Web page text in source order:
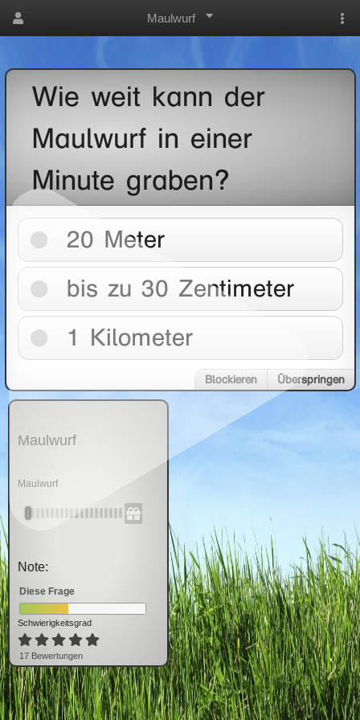
Maulwurf
Wie weit kann der
Maulwurf in einer
Minute graben?
20 Meter
bis zu 30 Zentimeter
1 Kilometer
Blockieren Überspringen
Maulwurf
Maulwurf
Note:
Diese Frage
Schwierigkeitsgrad
17 Bewertungen